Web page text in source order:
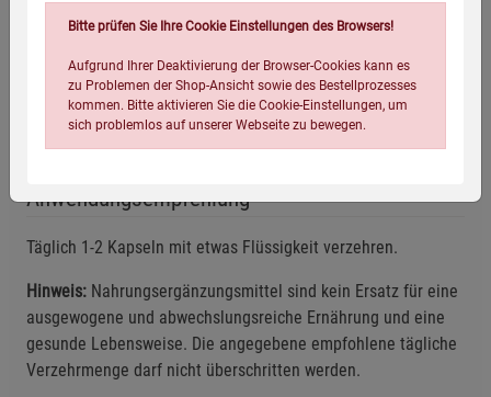
L-Methionin, Weizenkeim-Extrakt mit hohem Spermidingehalt,
Keratinpeptide, Ascorbinsäure, Zinkcitrat, Selenhefe, Calcium-
D-Pantothenat, Nicotinamid, L-Cystein, Kupfergluconat,
Pyridoxinhydrochlorid, Folsäure, D-Biotin.
Anwendungsempfehlung
Täglich 1-2 Kapseln mit etwas Flüssigkeit verzehren.
Hinweis: Nahrungsergänzungsmittel sind kein Ersatz für eine
ausgewogene und abwechslungsreiche Ernährung und eine
gesunde Lebensweise. Die angegebene empfohlene tägliche
Verzehrmenge darf nicht überschritten werden.
Bitte prüfen Sie Ihre Cookie Einstellungen des Browsers!
Aufgrund Ihrer Deaktivierung der Browser-Cookies kann es
zu Problemen der Shop-Ansicht sowie des Bestellprozesses
kommen. Bitte aktivieren Sie die Cookie-Einstellungen, um
sich problemlos auf unserer Webseite zu bewegen.
Einstellungen speichern für die GruppeEinstellungen speichern für die Gruppe
Zurück Einstellungen speichern für die Gruppe
Einwilligung nicht erteilen